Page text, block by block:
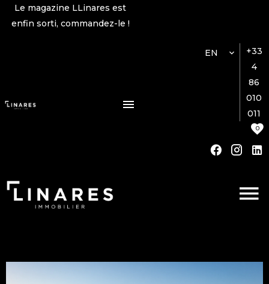
Le magazine LLinares est
enfin sorti, commandez-le !
+33
4
86
010
011
EN
0